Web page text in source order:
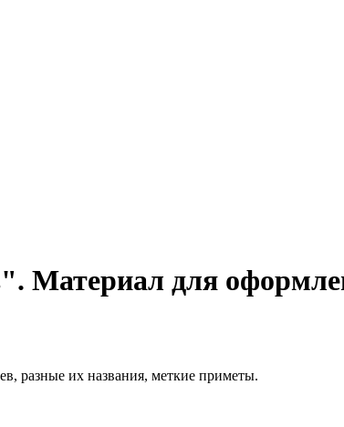
Материал для
разные их названия, меткие приметы.